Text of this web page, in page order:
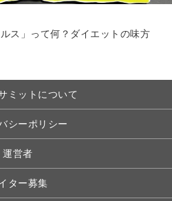
ス」って何？ダイエットの味方
ミットについて
シーポリシー
運営者
ター募集